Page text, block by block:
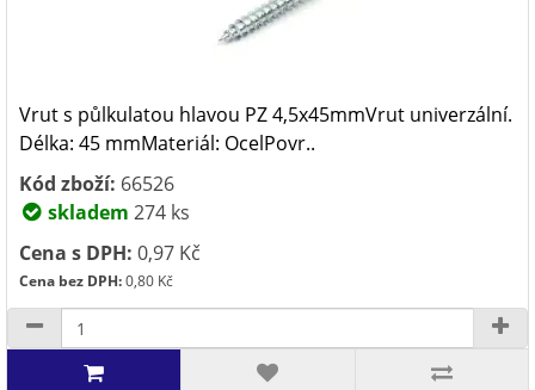
Vrut s půlkulatou hlavou PZ 4,5x45mmVrut univerzální.
Délka: 45 mmMateriál: OcelPovr..
Kód zboží: 66526
skladem 274 ks
Cena s DPH: 0,97 Kč
Cena bez DPH:0,80 Kč